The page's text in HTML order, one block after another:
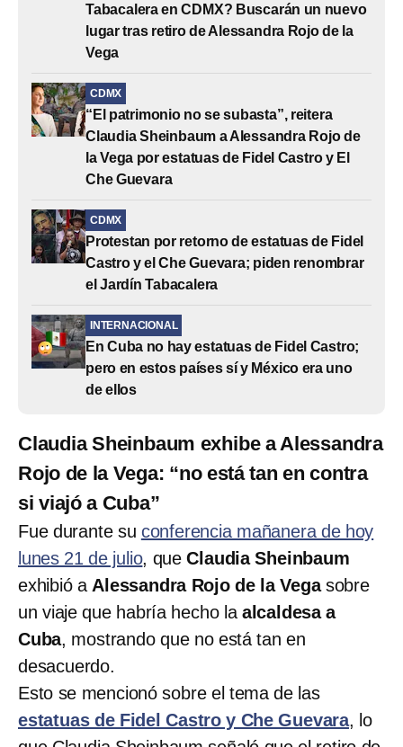
Tabacalera en CDMX? Buscarán un nuevo
lugar tras retiro de Alessandra Rojo de la
Vega
CDMX
“El patrimonio no se subasta”, reitera
Claudia Sheinbaum a Alessandra Rojo de
la Vega por estatuas de Fidel Castro y El
Che Guevara
CDMX
Protestan por retorno de estatuas de Fidel
Castro y el Che Guevara; piden renombrar
el Jardín Tabacalera
INTERNACIONAL
En Cuba no hay estatuas de Fidel Castro;
pero en estos países sí y México era uno
de ellos
Claudia Sheinbaum exhibe a Alessandra
Rojo de la Vega: “no está tan en contra
si viajó a Cuba”
Fue durante su conferencia mañanera de hoy
lunes 21 de julio, queClaudia Sheinbaum
exhibió a Alessandra Rojo de la Vegasobre
un viaje que habría hecho la alcaldesa a
Cuba, mostrando que no está tan en
desacuerdo.
Esto se mencionó sobre el tema de las
estatuas de Fidel Castro y Che Guevara, lo